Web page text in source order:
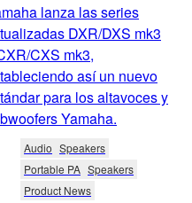
lanza las series
DXR/DXS mk3
CXS mk3,
así un nuevo
para los altavoces y
Yamaha.
Audio Speakers
Portable PA Speakers
Product News